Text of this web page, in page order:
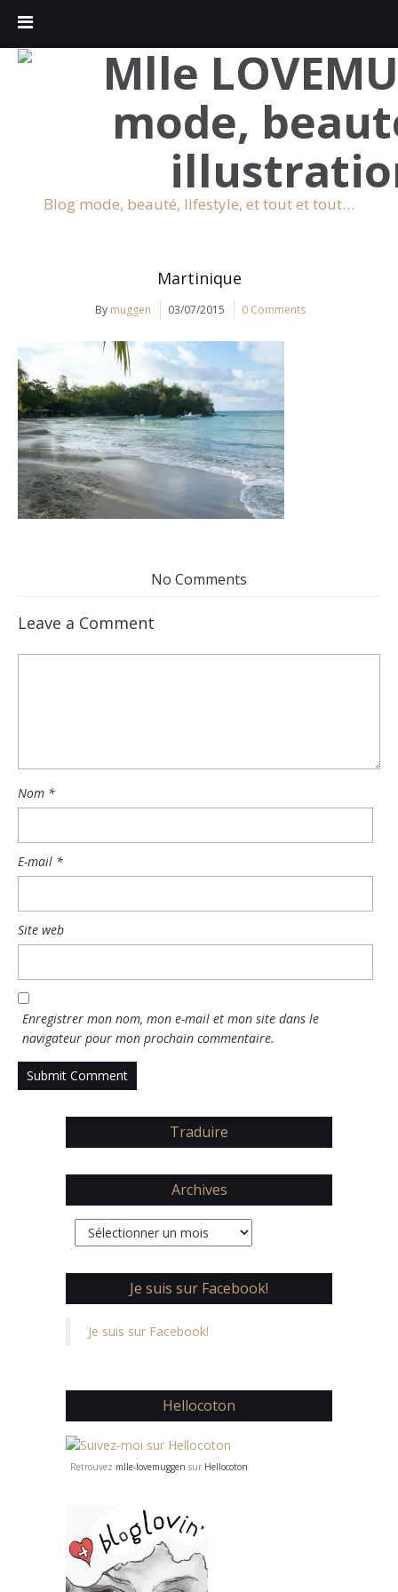
Blog mode, beauté, lifestyle, et tout et tout…
Martinique
By muggen 03/07/2015 0 Comments
No Comments
Leave a Comment
Nom *
E-mail *
Site web
Enregistrer mon nom, mon e-mail et mon site dans le
navigateur pour mon prochain commentaire.
Traduire
Archives
Archives
Je suis sur Facebook!
Je suis sur Facebook!
Hellocoton
Retrouvez mlle-lovemuggen sur Hellocoton